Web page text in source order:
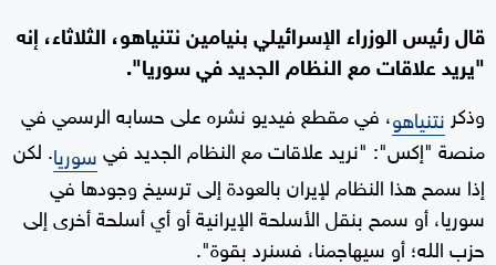
قال رئيس الوزراء الإسرائيلي بنيامين نتنياهو، الثلاثاء، إنه
"يريد علاقات مع النظام الجديد في سوريا".
وذكر نتنياهو، في مقطع فيديو نشره على حسابه الرسمي في
منصة "إكس": "نريد علاقات مع النظام الجديد فيسوريا. لكن
إذا سمح هذا النظام لإيران بالعودة إلى ترسيخ وجودها في
سوريا، أو سمح بنقل الأسلحة الإيرانية أو أي أسلحة أخرى إلى
حزب الله؛ أو سيهاجمنا، فسنرد بقوة".